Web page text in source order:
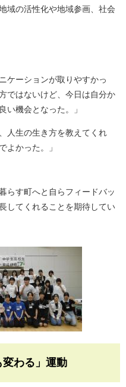
域の活性化や地域参画、社会
ケーションが取りやすかっ
ではないけど、今日は自分か
い機会となった。」
人生の生き方を教えてくれ
よかった。」
らす町へと自らフィードバッ
してくれることを期待してい
変わる」運動